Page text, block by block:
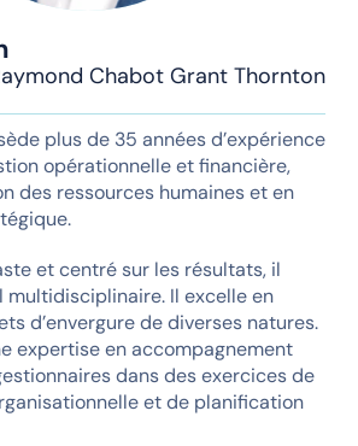
Chabot Grant Thornton
plus de 35 années d’expérience
opérationnelle et financière,
des ressources humaines et en
et centré sur les résultats, il
multidisciplinaire. Il excelle en
d’envergure de diverses natures.
expertise en accompagnement
dans des exercices de
et de planification